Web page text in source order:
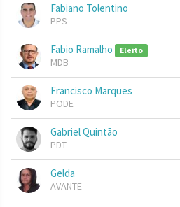
Fabiano Tolentino
PPS
Fabio Ramalho Eleito
MDB
Francisco Marques
PODE
Gabriel Quintão
PDT
Gelda
AVANTE